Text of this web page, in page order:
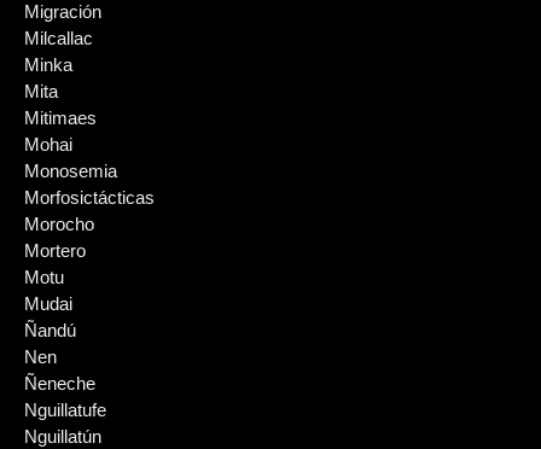
Migración
Milcallac
Minka
Mita
Mitimaes
Mohai
Monosemia
Morfosictácticas
Morocho
Mortero
Motu
Mudai
Ñandú
Nen
Ñeneche
Nguillatufe
Nguillatún